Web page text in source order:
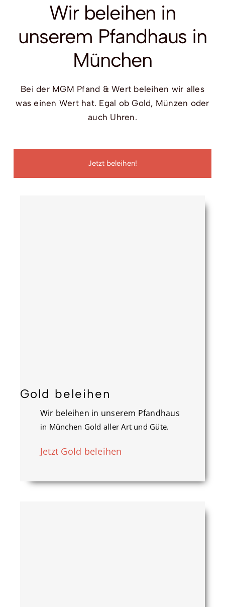
Wir beleihen in
unserem Pfandhaus in
München
Bei der MGM Pfand & Wert beleihen wir alles
was einen Wert hat. Egal ob Gold, Münzen oder
auch Uhren.
Jetzt beleihen!
Gold beleihen
Wir beleihen in unserem Pfandhaus
in München Gold aller Art und Güte.
Jetzt Gold beleihen